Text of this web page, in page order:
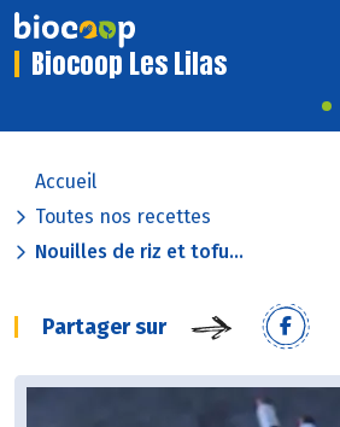
Biocoop Les Lilas
Accueil
Toutes nos recettes
Nouilles de riz et tofu...
Partager sur